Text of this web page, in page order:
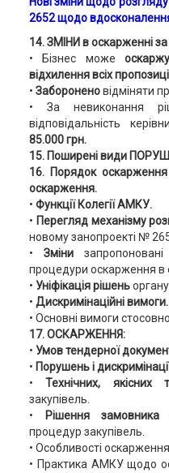
2652 щодо
14. ЗМІНИ в оскарженні
• Бізнес може
відхилення всіх
• Забороненовідміняти
• За невиконання
відповідальність
85.000 грн.
15. Поширені види
16. Порядок оскарження
оскарження.
• Функції Колегії АМКУ.
• Перегляд механізму
новому занопроекті №
• Зміни
процедури оскарження в
• Уніфікація рішень
• Дискримінаційні вимоги.
• Основні вимоги стосовно
17. ОСКАРЖЕННЯ:
• Умов тендерної
• Порушень і
•Технічних, якісних
закупівель.
•
Рішення замовника
процедур закупівель.
• Особливості
• Практика АМКУ щодо